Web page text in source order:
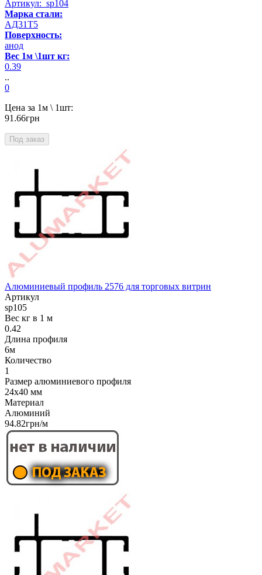
Артикул: sp104
Марка стали:
АД31Т5
Поверхность:
анод
Вес 1м \1шт кг:
0.39
..
0
Цена за 1м \ 1шт:
91.66грн
Под заказ
Алюминиевый профиль 2576 для торговых витрин
Артикул
sp105
Вес кг в 1 м
0.42
Длина профиля
6м
Количество
1
Размер алюминиевого профиля
24x40 мм
Материал
Алюминий
94.82грн/м